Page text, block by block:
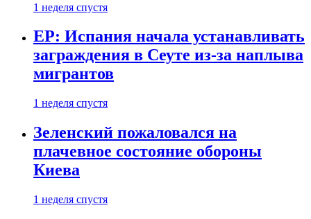
1 неделя спустя
EP: Испания начала устанавливать
заграждения в Сеуте из-за наплыва
мигрантов
1 неделя спустя
Зеленский пожаловался на
плачевное состояние обороны
Киева
1 неделя спустя